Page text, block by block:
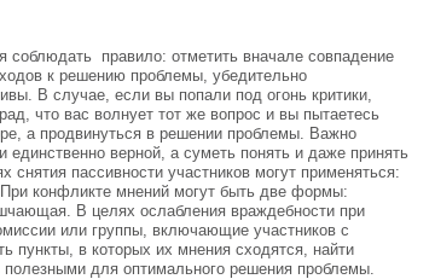
соблюдать правило: отметить вначале совпадение
к решению проблемы, убедительно
В случае, если вы попали под огонь критики,
что вас волнует тот же вопрос и вы пытаетесь
а продвинуться в решении проблемы. Важно
единственно верной, а суметь понять и даже принять
пассивности участников могут применяться:
конфликте мнений могут быть две формы:
В целях ослабления враждебности при
или группы, включающие участников с
пункты, в которых их мнения сходятся, найти
полезными для оптимального решения проблемы.